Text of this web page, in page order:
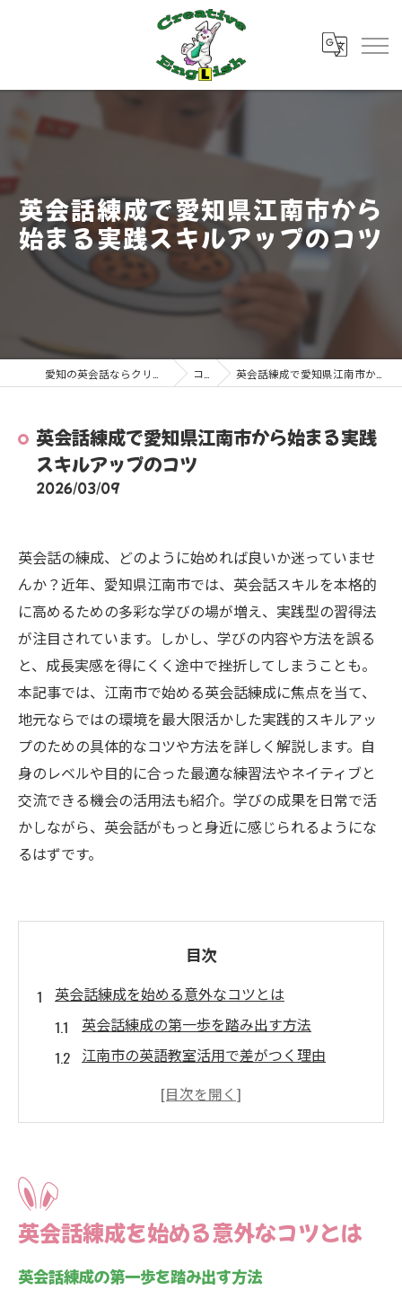
英会話練成で愛知県江南市から
始まる実践スキルアップのコツ
コラム 英会話練成で愛知県江南市から始まる実践スキルアップのコツ
英会話練成で愛知県江南市から始まる実践
スキルアップのコツ
2026/03/09
英会話の練成、どのように始めれば良いか迷っていませ
んか？近年、愛知県江南市では、英会話スキルを本格的
に高めるための多彩な学びの場が増え、実践型の習得法
が注目されています。しかし、学びの内容や方法を誤る
と、成長実感を得にくく途中で挫折してしまうことも。
本記事では、江南市で始める英会話練成に焦点を当て、
地元ならではの環境を最大限活かした実践的スキルアッ
プのための具体的なコツや方法を詳しく解説します。自
身のレベルや目的に合った最適な練習法やネイティブと
交流できる機会の活用法も紹介。学びの成果を日常で活
かしながら、英会話がもっと身近に感じられるようにな
るはずです。
目次
英会話練成を始める意外なコツとは
英会話練成の第一歩を踏み出す方法
江南市の英語教室活用で差がつく理由
英会話練成を続けるための仕組み作り
英会話練成で地域の学び場を最大限使うコ
ツ
英会話練成を始める意外なコツとは
英会話練成の第一歩を踏み出す方法